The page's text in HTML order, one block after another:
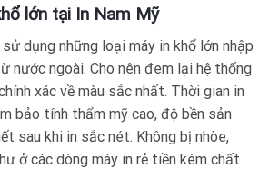
lớn tại In Nam Mỹ
dụng những loại máy in khổ lớn nhập
nước ngoài. Cho nên đem lại hệ thống
xác về màu sắc nhất. Thời gian in
bảo tính thẩm mỹ cao, độ bền sản
sau khi in sắc nét. Không bị nhòe,
ở các dòng máy in rẻ tiền kém chất